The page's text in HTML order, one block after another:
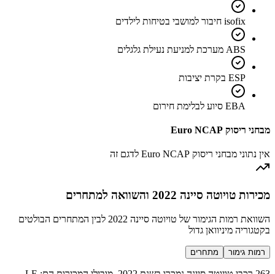
isofix חיבור למושבי בטיחות לילדים
ABS מערכת למניעת נעילת גלגלים
ESP בקרת יציבות
EBA סיוע לבלימת חירום
מבחני ריסוק Euro NCAP
אין נתוני מבחני ריסוק Euro NCAP לדגם זה
מכירות טויוטה סיינה 2022 והשוואה למתחרים
השוואת רמות הגימור של טויוטה סיינה 2022 לבין המתחרים הבולטים
בקטגוריה מיניוואן גדול
רמות גימור מתחרים